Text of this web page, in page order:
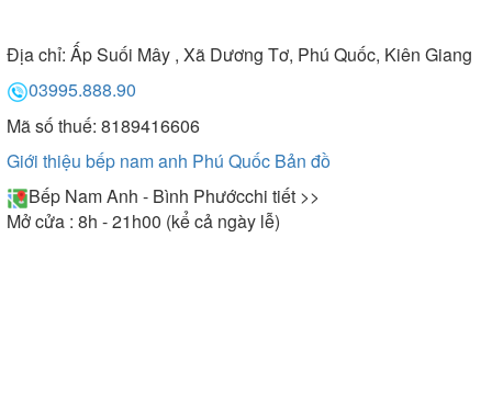
Địa chỉ: Ấp Suối Mây , Xã Dương Tơ, Phú Quốc, Kiên Giang
03995.888.90
Mã số thuế: 8189416606
Giới thiệu bếp nam anh Phú Quốc Bản đồ
Bếp Nam Anh - Bình Phướcchi tiết >>
Mở cửa : 8h - 21h00 (kể cả ngày lễ)